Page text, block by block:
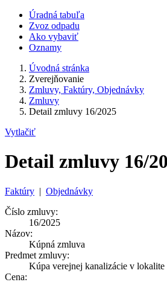
Úradná tabuľa
Zvoz odpadu
Ako vybaviť
Oznamy
Úvodná stránka
Zverejňovanie
Zmluvy, Faktúry, Objednávky
Zmluvy
Detail zmluvy 16/2025
Vytlačiť
Detail zmluvy 16/
Faktúry | Objednávky
Číslo zmluvy:
16/2025
Názov:
Kúpná zmluva
Predmet zmluvy:
Kúpa verejnej kanalizácie v
Cena: